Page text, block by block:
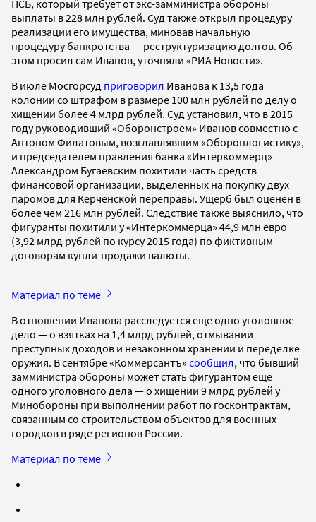
ПСБ, который требует от экс-замминистра обороны
выплаты в 228 млн рублей. Суд также открыл процедуру
реализации его имущества, миновав начальную
процедуру банкротства — реструктуризацию долгов. Об
этом просил сам Иванов, уточняли «РИА Новости».
В июле Мосгорсуд приговорил Иванова к 13,5 года
колонии со штрафом в размере 100 млн рублей по делу о
хищении более 4 млрд рублей. Суд установил, что в 2015
году руководивший «Оборонстроем» Иванов совместно с
Антоном Филатовым, возглавлявшим «Оборонлогистику»,
и председателем правления банка «Интеркоммерц»
Александром Бугаевским похитили часть средств
финансовой организации, выделенных на покупку двух
паромов для Керченской переправы. Ущерб был оценен в
более чем 216 млн рублей. Следствие также выяснило, что
фигуранты похитили у «Интеркоммерца» 44,9 млн евро
(3,92 млрд рублей по курсу 2015 года) по фиктивным
договорам купли-продажи валюты.
Материал по теме
В отношении Иванова расследуется еще одно уголовное
дело — о взятках на 1,4 млрд рублей, отмывании
преступных доходов и незаконном хранении и переделке
оружия. В сентябре «Коммерсантъ» сообщил, что бывший
замминистра обороны может стать фигурантом еще
одного уголовного дела — о хищении 9 млрд рублей у
Минобороны при выполнении работ по госконтрактам,
связанным со строительством объектов для военных
городков в ряде регионов России.
Материал по теме